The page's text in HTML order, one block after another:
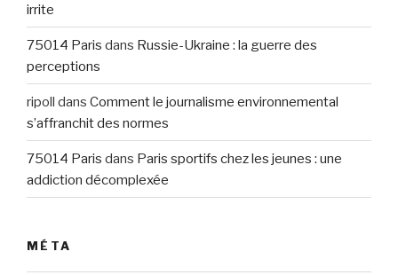
irrite
75014 Paris dans Russie-Ukraine : la guerre des
perceptions
ripoll dans Comment le journalisme environnemental
s’affranchit des normes
75014 Paris dans Paris sportifs chez les jeunes : une
addiction décomplexée
MÉTA